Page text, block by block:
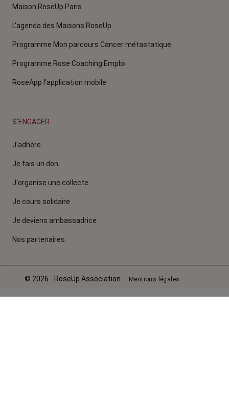
Maison RoseUp Paris
L'agenda des Maisons RoseUp
Programme Mon parcours Cancer métastatique
Programme Rose Coaching Emploi
RoseApp l’application mobile
S'ENGAGER
J'adhère
Je fais un don
J'organise une collecte
Je cours solidaire
Je deviens ambassadrice
Nos partenaires
© 2026 - RoseUp Association Mentions légales